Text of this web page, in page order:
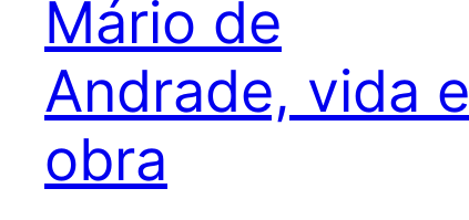
Mário de
Andrade, vida e
obra